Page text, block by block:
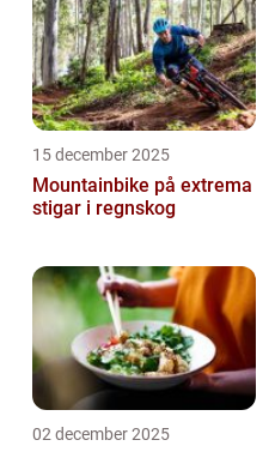
15 december 2025
Mountainbike på extrema
stigar i regnskog
02 december 2025